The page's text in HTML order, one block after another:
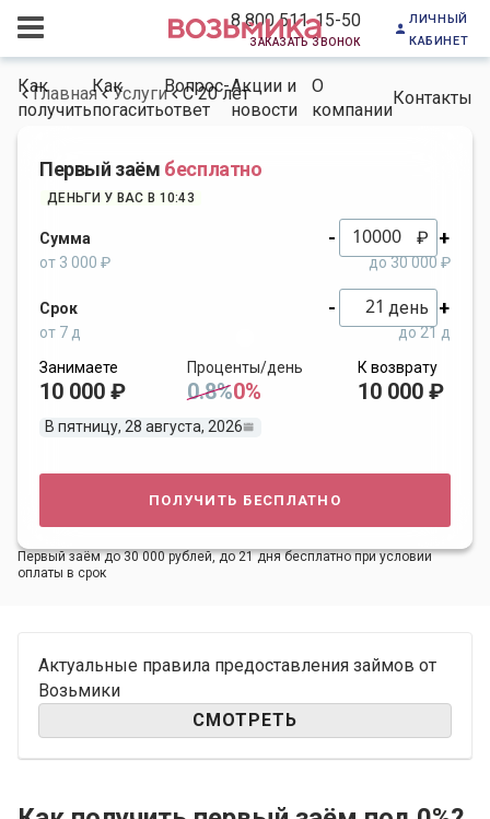
8 800 511-15-50
заказать звонок
личный
кабинет
Как
получить
Как
погасить
Вопрос-
ответ
Акции и
новости
О
компании
Контакты
Главная Услуги С 20 лет
Первый заём бесплатно
ДЕНЬГИ У ВАС В 10:43
Сумма - ₽ +
от 3 000 ₽ до 30 000 ₽
Срок - день +
от 7 д
до 21 д
Занимаете
10 000 ₽
Проценты/день
0.8%0%
К возврату
10 000 ₽
В пятницу, 28 августа, 2026
получить бесплатно
Первый заём до 30 000 рублей, до 21 дня бесплатно при условии
оплаты в срок
Актуальные правила предоставления займов от
Возьмики
СМОТРЕТЬ